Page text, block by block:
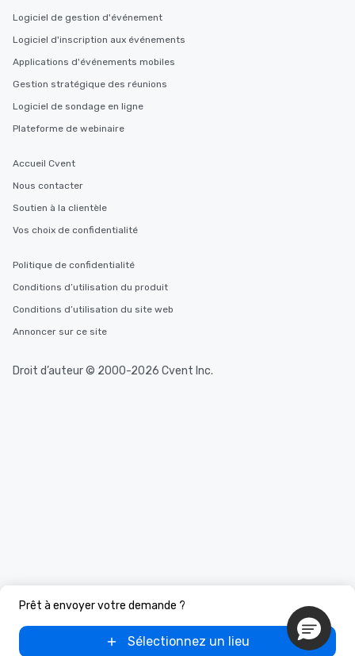
Prêt à envoyer votre demande ?
Sélectionnez un lieu
Logiciel de gestion d'événement
Logiciel d'inscription aux événements
Applications d'événements mobiles
Gestion stratégique des réunions
Logiciel de sondage en ligne
Plateforme de webinaire
Accueil Cvent
Nous contacter
Soutien à la clientèle
Vos choix de confidentialité
Politique de confidentialité
Conditions d’utilisation du produit
Conditions d’utilisation du site web
Annoncer sur ce site
Droit d’auteur © 2000-2026 Cvent Inc.